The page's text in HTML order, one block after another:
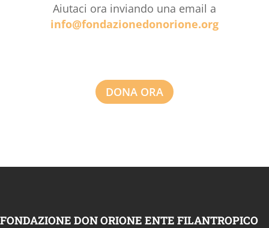
Aiutaci ora inviando una email a
info@fondazionedonorione.org
DONA ORA
FONDAZIONE DON ORIONE ENTE FILANTROPICO